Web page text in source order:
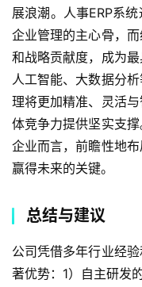
展浪潮。人事ERP系
企业管理的主心骨，
和战略贡献度，成为
人工智能、大数据分
理将更加精准、灵活
体竞争力提供坚实支
企业而言，前瞻性地
赢得未来的关键。
总结与建议
公司凭借多年行业经
著优势：1）自主研发